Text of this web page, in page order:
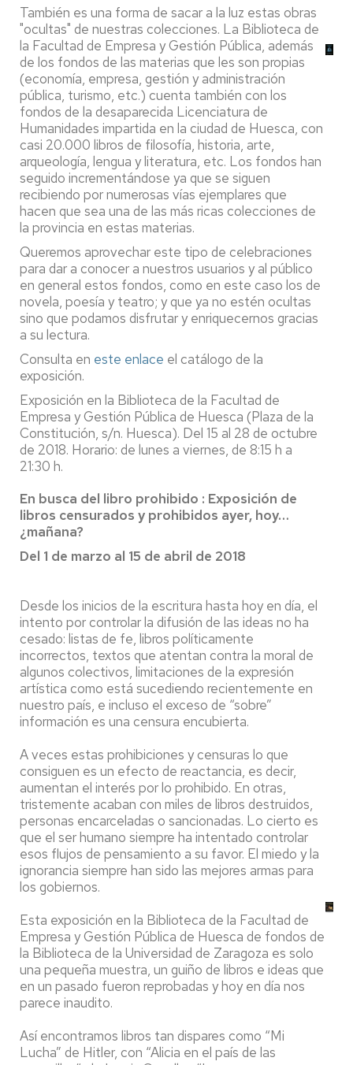
También es una forma de sacar a la luz estas obras
"ocultas" de nuestras colecciones. La Biblioteca de
la Facultad de Empresa y Gestión Pública, además
de los fondos de las materias que les son propias
(economía, empresa, gestión y administración
pública, turismo, etc.) cuenta también con los
fondos de la desaparecida Licenciatura de
Humanidades impartida en la ciudad de Huesca, con
casi 20.000 libros de filosofía, historia, arte,
arqueología, lengua y literatura, etc. Los fondos han
seguido incrementándose ya que se siguen
recibiendo por numerosas vías ejemplares que
hacen que sea una de las más ricas colecciones de
la provincia en estas materias.
Queremos aprovechar este tipo de celebraciones
para dar a conocer a nuestros usuarios y al público
en general estos fondos, como en este caso los de
novela, poesía y teatro; y que ya no estén ocultas
sino que podamos disfrutar y enriquecernos gracias
a su lectura.
Consulta en este enlace el catálogo de la
exposición.
Exposición en la Biblioteca de la Facultad de
Empresa y Gestión Pública de Huesca (Plaza de la
Constitución, s/n. Huesca). Del 15 al 28 de octubre
de 2018. Horario: de lunes a viernes, de 8:15 h a
21:30 h.
En busca del libro prohibido : Exposición de
libros censurados y prohibidos ayer, hoy…
¿mañana?
Del 1 de marzo al 15 de abril de 2018
Desde los inicios de la escritura hasta hoy en día, el
intento por controlar la difusión de las ideas no ha
cesado: listas de fe, libros políticamente
incorrectos, textos que atentan contra la moral de
algunos colectivos, limitaciones de la expresión
artística como está sucediendo recientemente en
nuestro país, e incluso el exceso de “sobre”
información es una censura encubierta.
A veces estas prohibiciones y censuras lo que
consiguen es un efecto de reactancia, es decir,
aumentan el interés por lo prohibido. En otras,
tristemente acaban con miles de libros destruidos,
personas encarceladas o sancionadas. Lo cierto es
que el ser humano siempre ha intentado controlar
esos flujos de pensamiento a su favor. El miedo y la
ignorancia siempre han sido las mejores armas para
los gobiernos.
Esta exposición en la Biblioteca de la Facultad de
Empresa y Gestión Pública de Huesca de fondos de
la Biblioteca de la Universidad de Zaragoza es solo
una pequeña muestra, un guiño de libros e ideas que
en un pasado fueron reprobadas y hoy en día nos
parece inaudito.
Así encontramos libros tan dispares como “Mi
Lucha” de Hitler, con “Alicia en el país de las